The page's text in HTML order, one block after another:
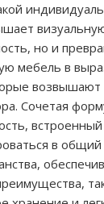
но и
мебель в
возвышают
Сочетая
в